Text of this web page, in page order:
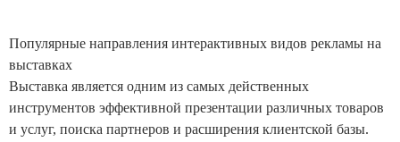
Популярные направления интерактивных видов рекламы на
выставках
Выставка является одним из самых действенных
инструментов эффективной презентации различных товаров
и услуг, поиска партнеров и расширения клиентской базы.